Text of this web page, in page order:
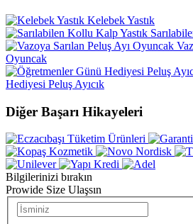
Kelebek Yastık
Oyuncak
Hediyesi Peluş Ayıcık
Diğer Başarı Hikayeleri
Bilgilerinizi bırakın
Prowide Size Ulaşsın